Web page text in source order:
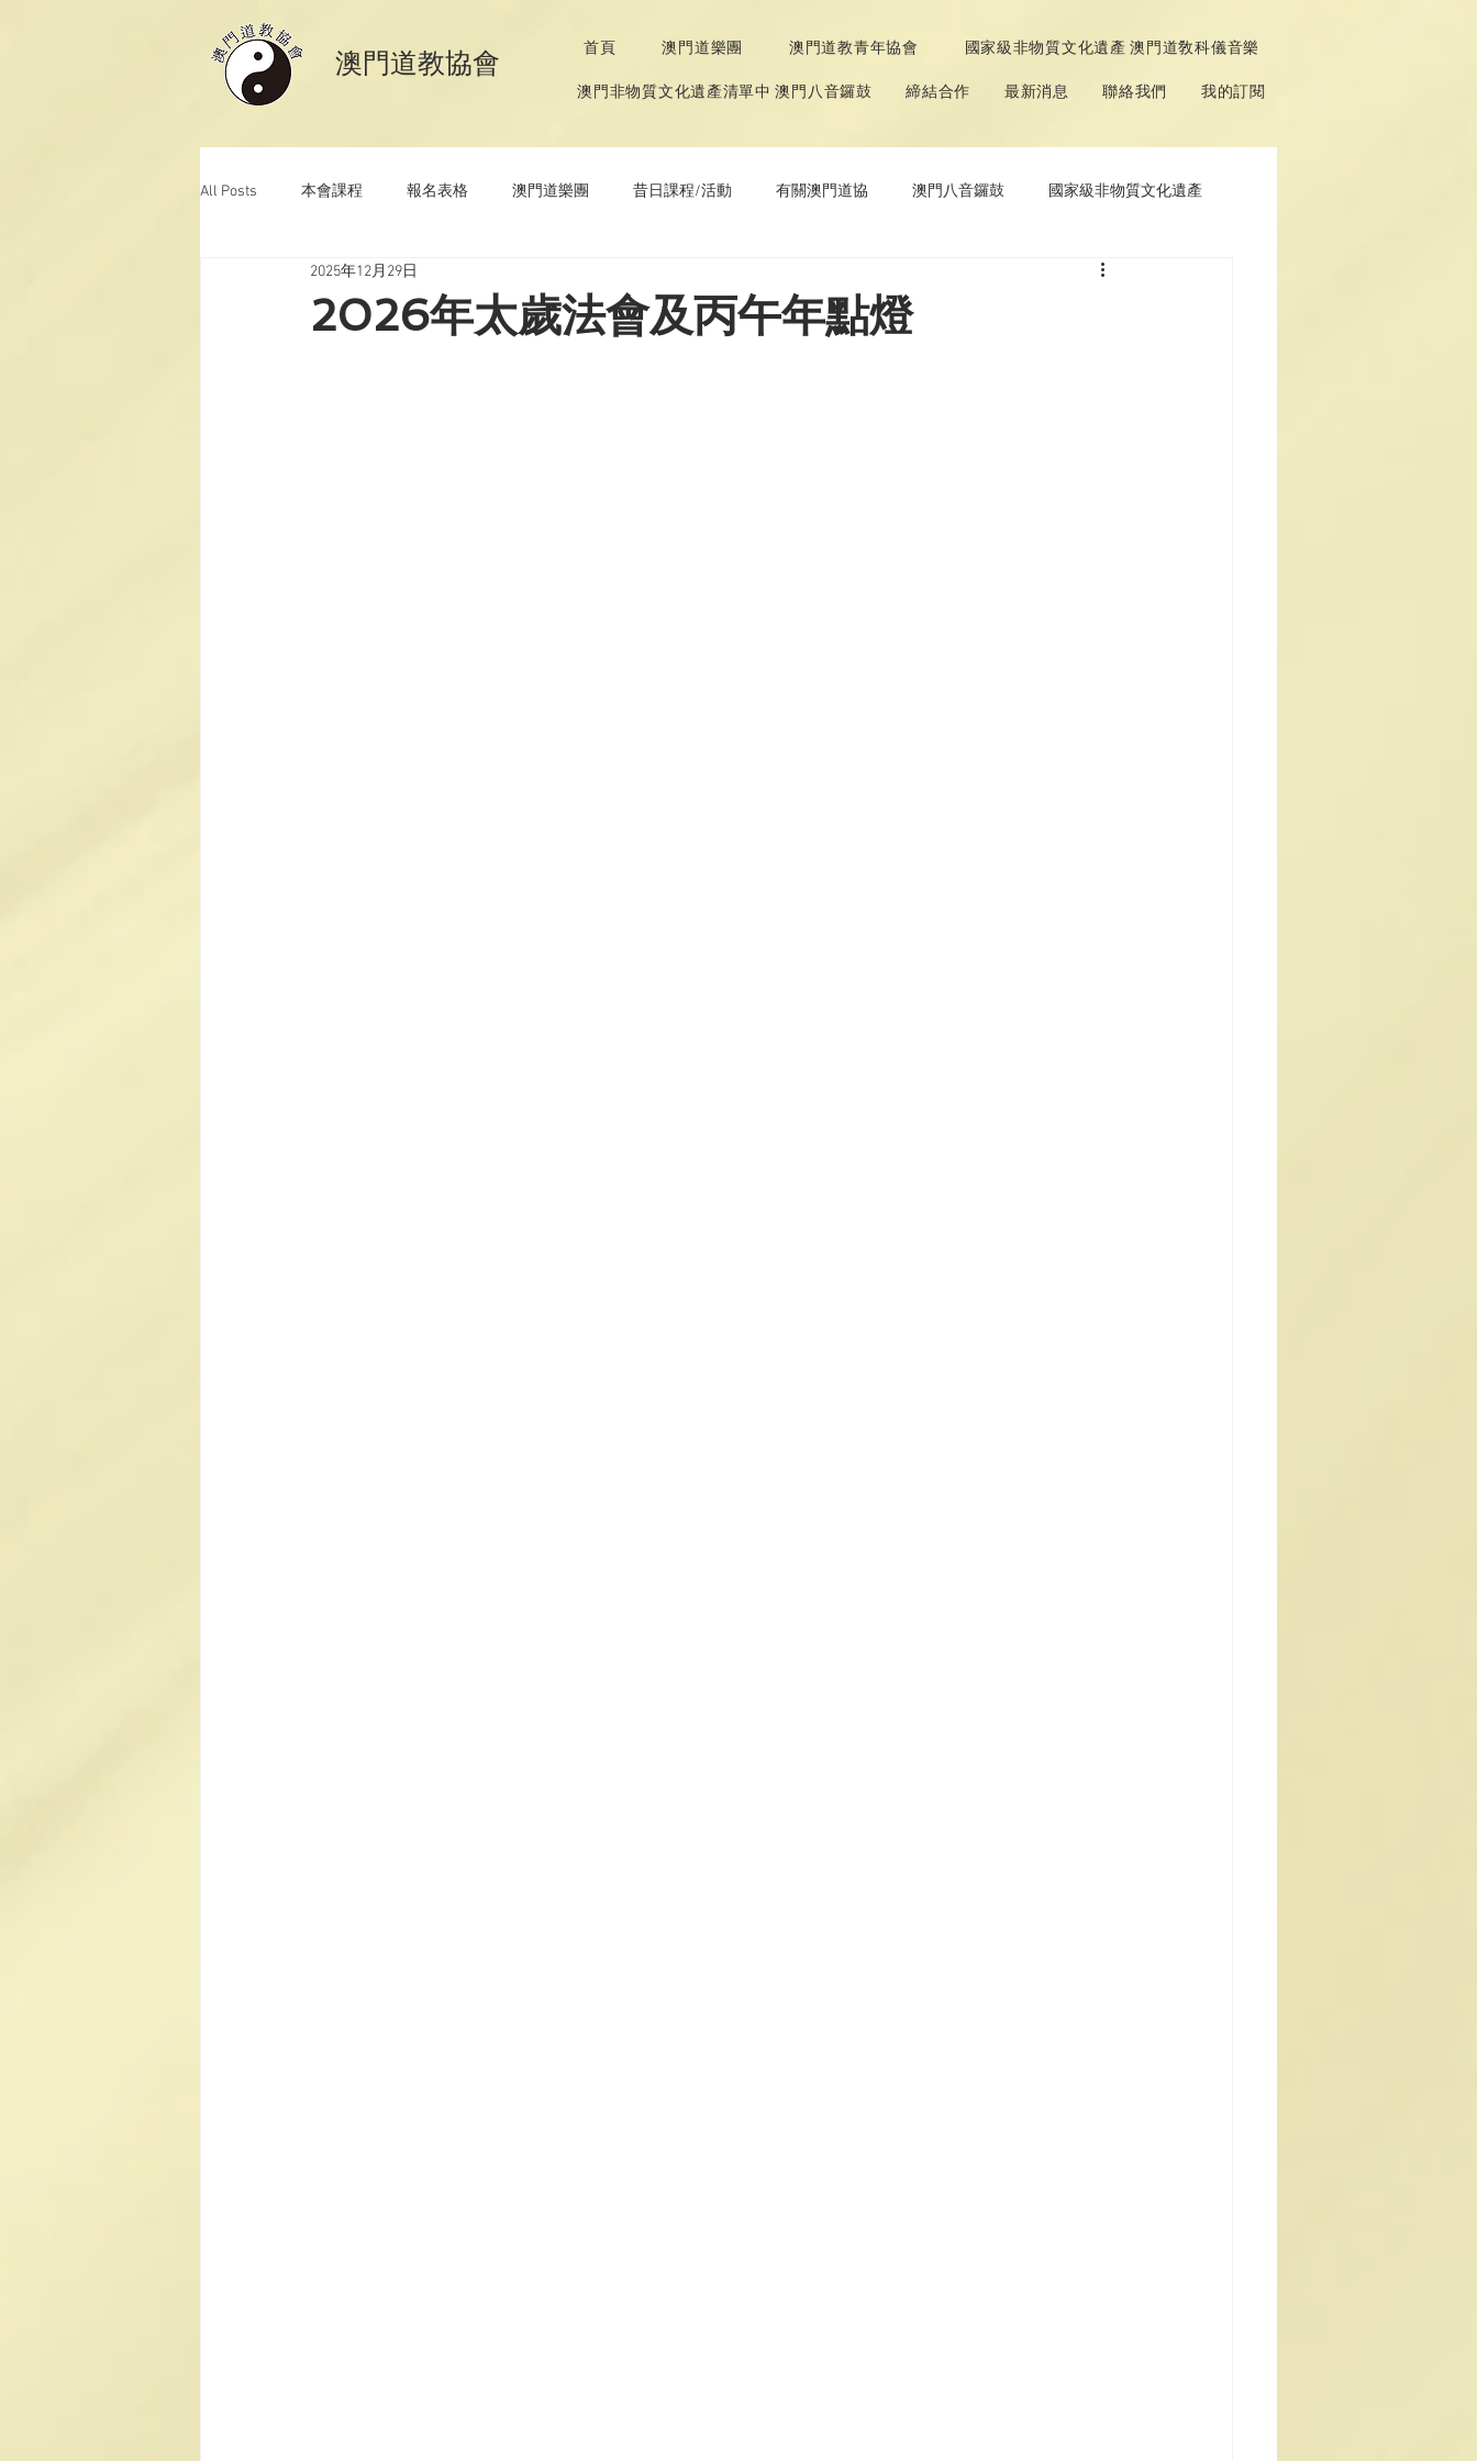
​澳門道教協會 首頁 澳門道樂團 澳門道教青年協會 國家級非物質文化遺產 澳門道敎科儀音樂
澳門非物質文化遺產清單中 澳門八音鑼鼓 締結合作 最新消息 聯絡我們 我的訂閱
All Posts 本會課程 報名表格 澳門道樂團 昔日課程/活動 有關澳門道協 澳門八音鑼鼓 國家級非物質文化遺產
澳門道教科儀音樂 澳門道教青年協會
2026年太歲法會及丙午年點燈
2025年12月29日